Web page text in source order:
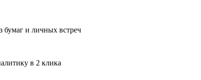
бумаг и личных встреч
в 2 клика